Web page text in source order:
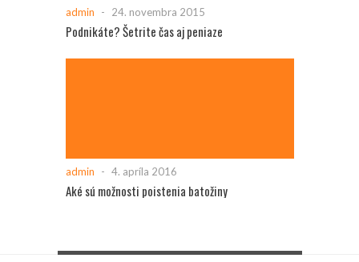
admin - 24. novembra 2015
Podnikáte? Šetrite čas aj peniaze
admin - 4. apríla 2016
Aké sú možnosti poistenia batožiny